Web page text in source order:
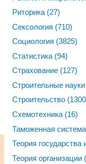
Риторика (27)
Сексология (710)
Социология (3825)
Статистика (94)
Страхование (127)
Строительные науки
Строительство
Схемотехника (16)
Таможенная система
Теория государства
Теория организации